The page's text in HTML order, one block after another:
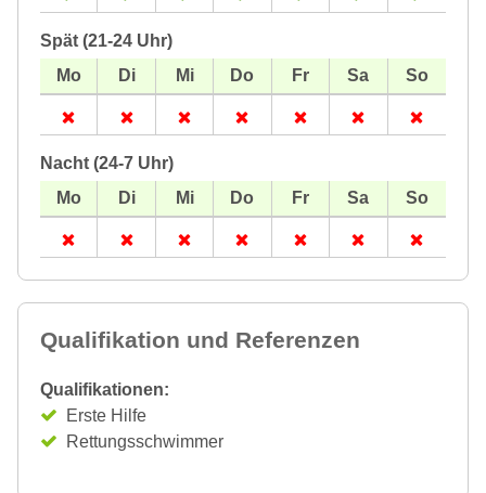
Spät (21-24 Uhr)
Nacht (24-7 Uhr)
Qualifikation und Referenzen
Qualifikationen:
Erste Hilfe
Rettungsschwimmer